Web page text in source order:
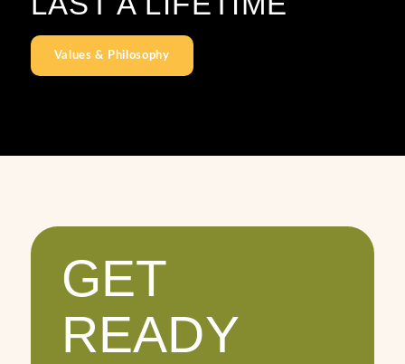
Values & Philosophy
GET
READY